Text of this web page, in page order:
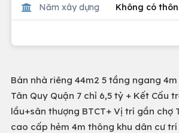
Năm xây dựng Không có
Bán nhà riêng 44m2 5 tầng ngang 4m
Tân Quy Quận 7 chỉ 6,5 tỷ + Kết Cấu
lầu+sân thượng BTCT+ Vị trí gần chợ
cao cấp hẻm 4m thông khu dân cư trí